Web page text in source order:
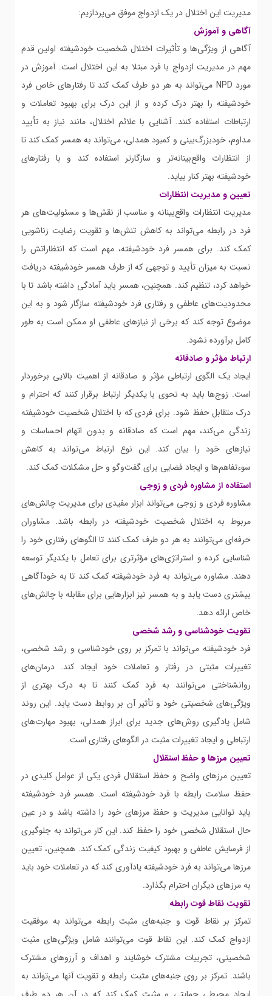
مدیریت این اختلال در یک ازدواج موفق می‌پردازیم:
آگاهی و آموزش
آگاهی از ویژگی‌ها و تأثیرات اختلال شخصیت خودشیفته اولین قدم
مهم در مدیریت ازدواج با فرد مبتلا به این اختلال است. آموزش در
مورد NPD می‌تواند به هر دو طرف کمک کند تا رفتارهای خاص فرد
خودشیفته را بهتر درک کرده و از این درک برای بهبود تعاملات و
ارتباطات استفاده کنند. آشنایی با علائم اختلال، مانند نیاز به تأیید
مداوم، خودبزرگ‌بینی و کمبود همدلی، می‌تواند به همسر کمک کند تا
از انتظارات واقع‌بینانه‌تر و سازگارتر استفاده کند و با رفتارهای
خودشیفته بهتر کنار بیاید.
تعیین و مدیریت انتظارات
مدیریت انتظارات واقع‌بینانه و مناسب از نقش‌ها و مسئولیت‌های هر
فرد در رابطه می‌تواند به کاهش تنش‌ها و تقویت رضایت زناشویی
کمک کند. برای همسر فرد خودشیفته، مهم است که انتظاراتش را
نسبت به میزان تأیید و توجهی که از طرف همسر خودشیفته دریافت
خواهد کرد، تنظیم کند. همچنین، همسر باید آمادگی داشته باشد تا با
محدودیت‌های عاطفی و رفتاری فرد خودشیفته سازگار شود و به این
موضوع توجه کند که برخی از نیازهای عاطفی او ممکن است به طور
کامل برآورده نشود.
ارتباط مؤثر و صادقانه
ایجاد یک الگوی ارتباطی مؤثر و صادقانه از اهمیت بالایی برخوردار
است. زوج‌ها باید به نحوی با یکدیگر ارتباط برقرار کنند که احترام و
درک متقابل حفظ شود. برای فردی که با اختلال شخصیت خودشیفته
زندگی می‌کند، مهم است که صادقانه و بدون اتهام احساسات و
نیازهای خود را بیان کند. این نوع ارتباط می‌تواند به کاهش
سوءتفاهم‌ها و ایجاد فضایی برای گفت‌وگو و حل مشکلات کمک کند.
استفاده از مشاوره فردی و زوجی
مشاوره فردی و زوجی می‌تواند ابزار مفیدی برای مدیریت چالش‌های
مربوط به اختلال شخصیت خودشیفته در رابطه باشد. مشاوران
حرفه‌ای می‌توانند به هر دو طرف کمک کنند تا الگوهای رفتاری خود را
شناسایی کرده و استراتژی‌های مؤثرتری برای تعامل با یکدیگر توسعه
دهند. مشاوره می‌تواند به فرد خودشیفته کمک کند تا به خودآگاهی
بیشتری دست یابد و به همسر نیز ابزارهایی برای مقابله با چالش‌های
خاص ارائه دهد.
تقویت خودشناسی و رشد شخصی
فرد خودشیفته می‌تواند با تمرکز بر روی خودشناسی و رشد شخصی،
تغییرات مثبتی در رفتار و تعاملات خود ایجاد کند. درمان‌های
روانشناختی می‌توانند به فرد کمک کنند تا به درک بهتری از
ویژگی‌های شخصیتی خود و تأثیر آن بر روابط دست یابد. این روند
شامل یادگیری روش‌های جدید برای ابراز همدلی، بهبود مهارت‌های
ارتباطی و ایجاد تغییرات مثبت در الگوهای رفتاری است.
تعیین مرزها و حفظ استقلال
تعیین مرزهای واضح و حفظ استقلال فردی یکی از عوامل کلیدی در
حفظ سلامت رابطه با فرد خودشیفته است. همسر فرد خودشیفته
باید توانایی مدیریت و حفظ مرزهای خود را داشته باشد و در عین
حال استقلال شخصی خود را حفظ کند. این کار می‌تواند به جلوگیری
از فرسایش عاطفی و بهبود کیفیت زندگی کمک کند. همچنین، تعیین
مرزها می‌تواند به فرد خودشیفته یادآوری کند که در تعاملات خود باید
به مرزهای دیگران احترام بگذارد.
تقویت نقاط قوت رابطه
تمرکز بر نقاط قوت و جنبه‌های مثبت رابطه می‌تواند به موفقیت
ازدواج کمک کند. این نقاط قوت می‌توانند شامل ویژگی‌های مثبت
شخصیتی، تجربیات مشترک خوشایند و اهداف و آرزوهای مشترک
باشند. تمرکز بر روی جنبه‌های مثبت رابطه و تقویت آنها می‌تواند به